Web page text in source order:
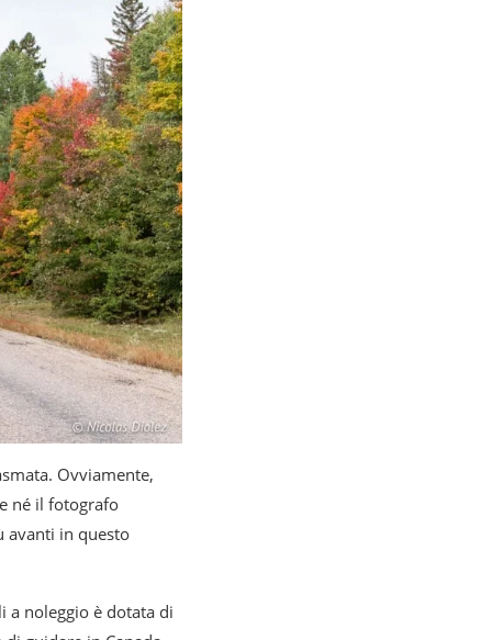
Ovviamente,
né il fotografo
avanti in questo
a noleggio è dotata di